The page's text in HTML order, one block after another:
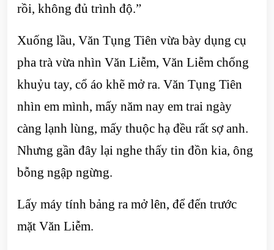
rồi, không đủ trình độ.”
Xuống lầu, Văn Tụng Tiên vừa bày dụng cụ
pha trà vừa nhìn Văn Liễm, Văn Liễm chống
khuỷu tay, cổ áo khẽ mở ra. Văn Tụng Tiên
nhìn em mình, mấy năm nay em trai ngày
càng lạnh lùng, mấy thuộc hạ đều rất sợ anh.
Nhưng gần đây lại nghe thấy tin đồn kia, ông
bỗng ngập ngừng.
Lấy máy tính bảng ra mở lên, để đến trước
mặt Văn Liễm.